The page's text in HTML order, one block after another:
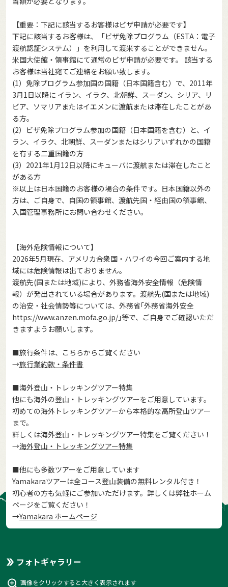
【重要：下記に該当するお客様はビザ申請が必要です】
下記に該当するお客様は、「ビザ免除プログラム（ESTA：電子
渡航認証システム）」を利用して渡米することができません。
米国大使館・領事館にて通常のビザ申請が必要です。 該当する
お客様は当社宛てご連絡をお願い致します。
(1）免除プログラム参加国の国籍（日本国籍含む）で、2011年
3月1日以降に イラン、イラク、北朝鮮、スーダン、シリア、リ
ビア、ソマリアまたはイエメンに渡航または滞在したことがあ
る方。
(2）ビザ免除プログラム参加の国籍（日本国籍を含む）と、イ
ラン、イラク、北朝鮮、スーダンまたはシリアいずれかの国籍
を有する二重国籍の方
(3）2021年1月12日以降にキューバに渡航または滞在したこと
がある方
※以上は日本国籍のお客様の場合の条件です。日本国籍以外の
方は、ご自身で、自国の領事館、渡航先国・経由国の領事館、
入国管理事務所にお問い合わせください。
【海外危険情報について】
2026年5月現在、アメリカ合衆国・ハワイの今回ご案内する地
域には危険情報は出ておりません。
渡航先(国または地域)により、外務省海外安全情報（危険情
報）が発出されている場合があります。渡航先(国または地域)
の治安・社会情勢等については、外務省｢外務省海外安全
https://www.anzen.mofa.go.jp/｣等で、ご自身でご確認いただ
きますようお願いします。
■旅行条件は、こちらからご覧ください
→旅行業約款・条件書
■海外登山・トレッキングツアー特集
他にも海外の登山・トレッキングツアーをご用意しています。
初めての海外トレッキングツアーから本格的な高所登山ツアー
まで。
詳しくは海外登山・トレッキングツアー特集をご覧ください！
→海外登山・トレッキングツアー特集
■他にも多数ツアーをご用意しています
Yamakaraツアーは全コース登山装備の無料レンタル付き！
初心者の方も気軽にご参加いただけます。詳しくは弊社ホーム
ページをご覧ください！
→Yamakara ホームページ
フォトギャラリー
画像をクリックすると大きく表示されます